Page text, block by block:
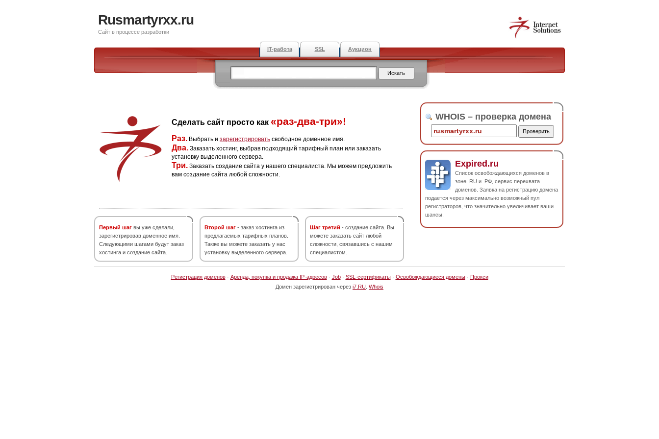
Rusmartyrxx.ru
Сайт в процессе разработки
IT-работа SSL Аукцион
Сделать сайт просто как «раз-два-три»!
Раз. Выбрать и зарегистрировать свободное доменное имя.
Два. Заказать хостинг, выбрав подходящий тарифный план или заказать
установку выделенного сервера.
Три. Заказать создание сайта у нашего специалиста. Мы можем предложить
вам создание сайта любой сложности.
Первый шаг вы уже сделали,
зарегистрировав доменное имя.
Следующими шагами будут заказ
хостинга и создание сайта.
Второй шаг - заказ хостинга из
предлагаемых тарифных планов.
Также вы можете заказать у нас
установку выделенного сервера.
Шаг третий - создание сайта. Вы
можете заказать сайт любой
сложности, связавшись с нашим
специалистом.
WHOIS – проверка домена
Expired.ru
Список освобождающихся доменов в
зоне .RU и .РФ, сервис перехвата
доменов. Заявка на регистрацию домена
подается через максимально возможный пул
регистраторов, что значительно увеличивает ваши
шансы.
Регистрация доменов· Аренда, покупка и продажа IP-адресов· Job· SSL-сертификаты· Освобождающиеся домены· Прокси
Домен зарегистрирован через i7.RU Whois